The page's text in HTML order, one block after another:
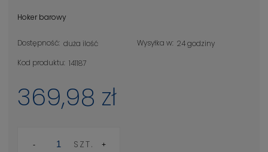
Hoker barowy
Dostępność: duża ilość Wysyłka w: 24 godziny
Kod produktu: 141187
369,98 zł
SZT.